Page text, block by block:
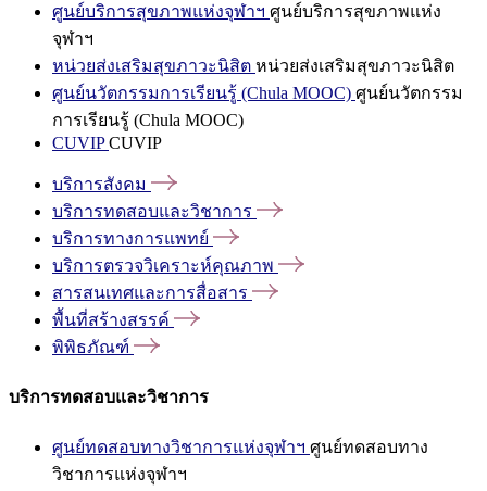
ศูนย์บริการสุขภาพแห่งจุฬาฯ ศูนย์บริการสุขภาพแห่ง
จุฬาฯ
หน่วยส่งเสริมสุขภาวะนิสิต หน่วยส่งเสริมสุขภาวะนิสิต
ศูนย์นวัตกรรมการเรียนรู้ (Chula MOOC) ศูนย์นวัตกรรม
การเรียนรู้ (Chula MOOC)
CUVIPCUVIP
บริการสังคม
บริการทดสอบและวิชาการ
บริการทางการแพทย์
บริการตรวจวิเคราะห์คุณภาพ
สารสนเทศและการสื่อสาร
พื้นที่สร้างสรรค์
พิพิธภัณฑ์
บริการทดสอบและวิชาการ
ศูนย์ทดสอบทางวิชาการแห่งจุฬาฯ ศูนย์ทดสอบทาง
วิชาการแห่งจุฬาฯ